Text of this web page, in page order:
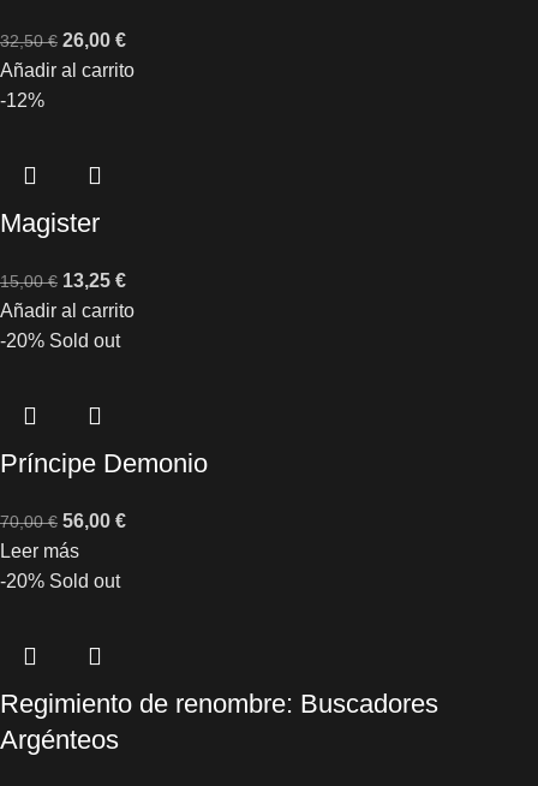
32,50€ 26,00 €
Añadir al carrito
-12%
Magister
15,00€ 13,25 €
Añadir al carrito
-20% Sold out
Príncipe Demonio
70,00€ 56,00 €
Leer más
-20% Sold out
Regimiento de renombre: Buscadores
Argénteos